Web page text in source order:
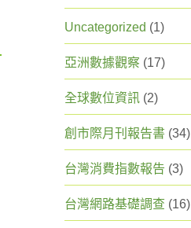
Uncategorized (1)
亞洲數據觀察 (17)
全球數位資訊 (2)
創市際月刊報告書 (34)
台灣消費指數報告 (3)
台灣網路基礎調查 (16)